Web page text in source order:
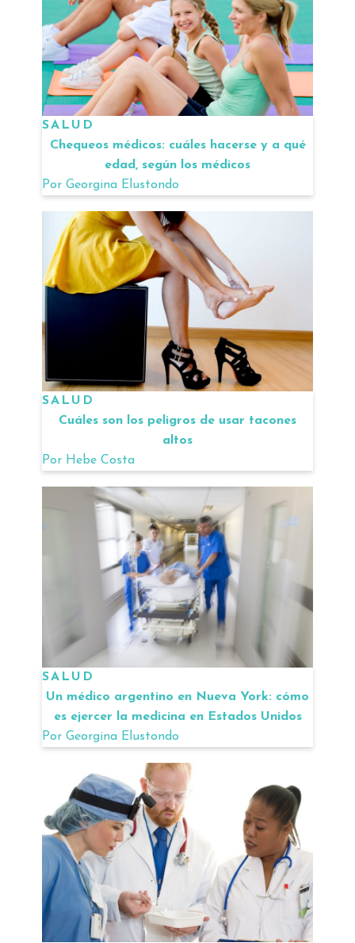
SALUD
Chequeos médicos: cuáles hacerse y a qué
edad, según los médicos
Por Georgina Elustondo
SALUD
Cuáles son los peligros de usar tacones
altos
Por Hebe Costa
SALUD
Un médico argentino en Nueva York: cómo
es ejercer la medicina en Estados Unidos
Por Georgina Elustondo